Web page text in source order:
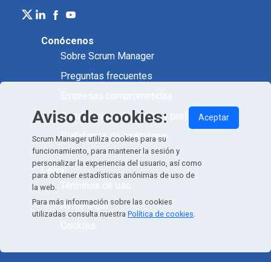
Conócenos
Sobre Scrum Manager
Preguntas frecuentes
Certificación académica y profesional
Plataforma de exámenes
Legal
Aviso legal
Aviso de cookies:
Scrum Manager utiliza cookies para su
funcionamiento, para mantener la sesión y
personalizar la experiencia del usuario, así como
para obtener estadísticas anónimas de uso de
la web.
Para más información sobre las cookies
utilizadas consulta nuestra Política de cookies.
Aceptar